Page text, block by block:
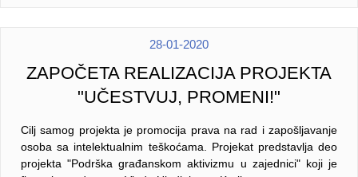
28-01-2020
ZAPOČETA REALIZACIJA PROJEKTA
"UČESTVUJ, PROMENI!"
Cilj samog projekta je promocija prava na rad i zapošljavanje
osoba sa intelektualnim teškoćama. Projekat predstavlja deo
projekta "Podrška građanskom aktivizmu u zajednici" koji je